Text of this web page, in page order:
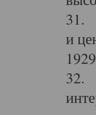
31.
и
32.